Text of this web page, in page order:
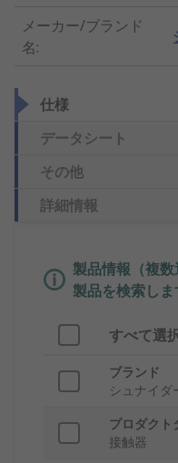
メーカー/ブランド
名:
仕様
データシート
その他
詳細情報
製品情報（複
製品を検索しま
すべて選
ブランド
シュナイダ
プロダクト
接触器